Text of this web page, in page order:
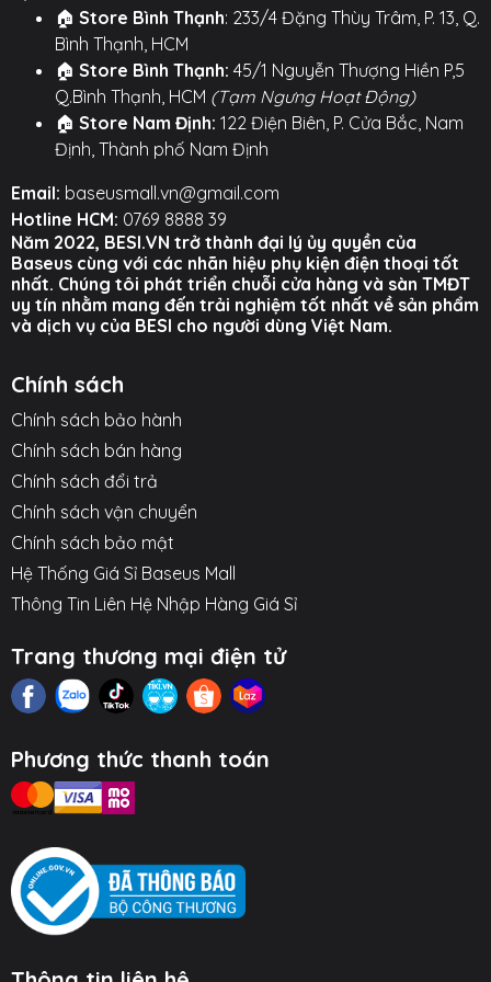
lần mà không hư hại. Đầu cắm được gia cố chắc
chắn, đảm bảo kết nối luôn ổn định.
🔌 DÒNG ĐIỆN LỚN 6A - AN TOÀN & ỔN ĐỊNH: Với lõi
đồng nguyên chất dày dặn, cáp có khả năng chịu
được dòng điện lớn lên đến 6A một cách an toàn,
hiệu quả và không gây nóng bất thường.
⚙️ TÍNH NĂNG NỔI BẬT ⚙️
○ Tính năng đặc biệt: Vỏ TPE chịu được nhiệt độ cực
lạnh (-40°C) mà không bị cứng gãy.
lên đến 100W (tương thích ngược 88W/66W/40W...).
○ Dòng điện: Tối đa 6A.
○ Kết nối: USB to Type-C.
○ Chức năng: Hỗ trợ sạc và truyền dữ liệu.
○ Độ bền: Vượt qua bài kiểm tra uốn cong hơn 10,000
cố.
Hình ảnh sản phẩm
🏠 Store Bình Thạnh: 233/4 Đặng Thùy Trâm, P. 13, Q.
Bình Thạnh, HCM
🏠 Store Bình Thạnh: 45/1 Nguyễn Thượng Hiền P,5
Q.Bình Thạnh, HCM (Tạm Ngưng Hoạt Động)
🏠 Store Nam Định: 122 Điện Biên, P. Cửa Bắc, Nam
Định, Thành phố Nam Định
Email: baseusmall.vn@gmail.com
Hotline HCM: 0769 8888 39
Năm 2022, BESI.VN trở thành đại lý ủy quyền của
Baseus cùng với các nhãn hiệu phụ kiện điện thoại tốt
nhất. Chúng tôi phát triển chuỗi cửa hàng và sàn TMĐT
uy tín nhằm mang đến trải nghiệm tốt nhất về sản phẩm
và dịch vụ của BESI cho người dùng Việt Nam.
Chính sách
Chính sách bảo hành
Chính sách bán hàng
Chính sách đổi trả
Chính sách vận chuyển
Chính sách bảo mật
Hệ Thống Giá Sỉ Baseus Mall
Thông Tin Liên Hệ Nhập Hàng Giá Sỉ
Trang thương mại điện tử
Phương thức thanh toán